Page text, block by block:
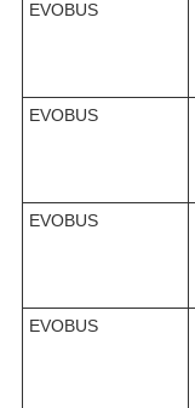
EVOBUS
EVOBUS
EVOBUS
EVOBUS